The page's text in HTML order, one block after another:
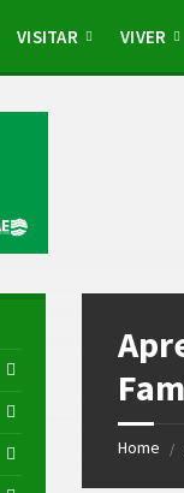
VISITAR VIVER
Home /